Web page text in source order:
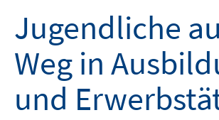
Jugendliche
Weg in
und